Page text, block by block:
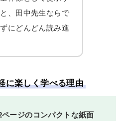
、田中先生ならで
にどんどん読み進
に楽しく学べる理由
ージのコンパクトな紙面